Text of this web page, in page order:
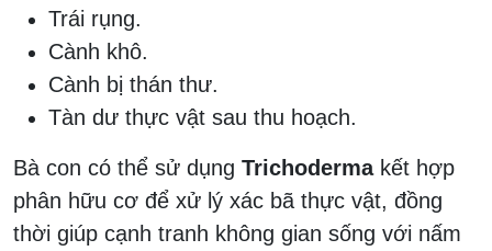
Trái rụng.
Cành khô.
Cành bị thán thư.
Tàn dư thực vật sau thu hoạch.
Bà con có thể sử dụng Trichodermakết hợp
phân hữu cơ để xử lý xác bã thực vật, đồng
thời giúp cạnh tranh không gian sống với nấm